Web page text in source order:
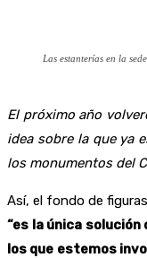
Las estanterías en la
El próximo año
idea sobre la que ya
los monumentos del
Así, el fondo de
“es la única
los que estemos